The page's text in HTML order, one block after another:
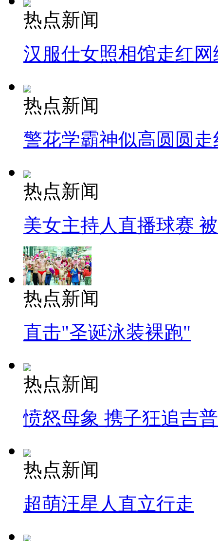
热点新闻
汉服仕女照相馆走红网
热点新闻
警花学霸神似高圆圆走
热点新闻
美女主持人直播球赛
热点新闻
直击"圣诞泳装裸跑"
热点新闻
愤怒母象 携子狂追吉
热点新闻
超萌汪星人直立行走